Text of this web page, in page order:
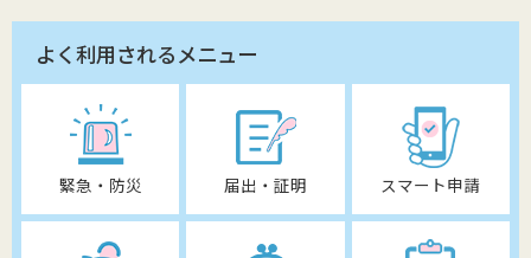
よく利用されるメニュー
緊急・防災 届出・証明 スマート申請